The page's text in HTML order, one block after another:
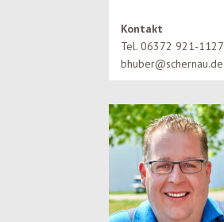
Kontakt
Tel. 06372 921-1127
bhuber@schernau.de